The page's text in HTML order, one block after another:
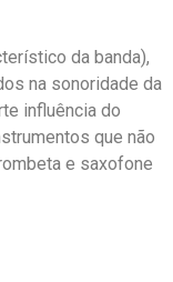
da banda),
na sonoridade da
influência do
que não
e saxofone